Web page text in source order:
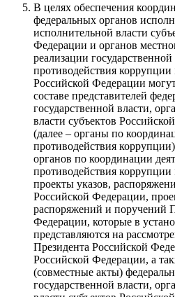
В целях обеспечения
федеральных органов
исполнительной власти
Федерации и органов
реализации
противодействия
Российской Федерации
составе представителей
государственной власти,
власти субъектов
(далее – органы по
противодействия
органов по координации
противодействия коррупции
проекты указов,
Российской Федерации,
распоряжений и поручений
Федерации, которые в
представляются на
Президента Российской
Российской Федерации, а
(совместные акты)
государственной власти,